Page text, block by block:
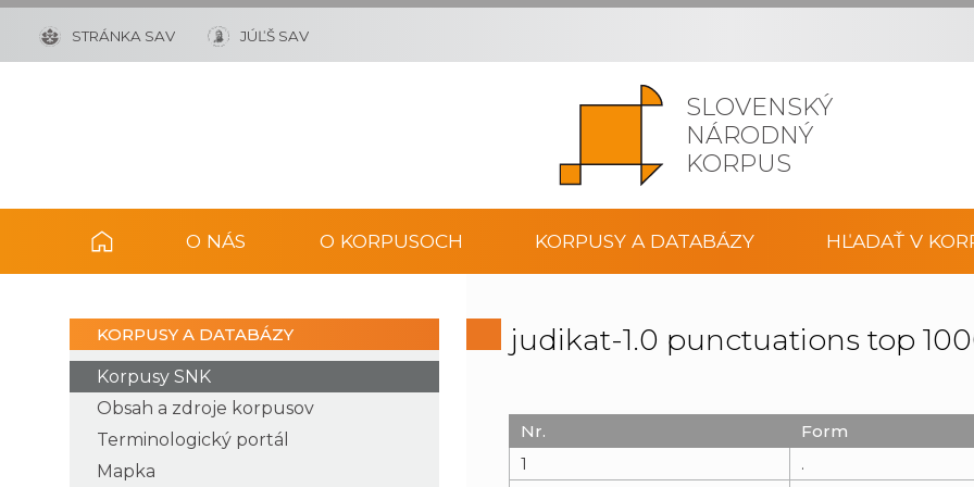
SLOVENSKÝ
NÁRODNÝ
KORPUS
STRÁNKA SAV JÚĽŠ SAV
O NÁS O KORPUSOCH KORPUSY A DATABÁZY HĽADAŤ V
KORPUSY A DATABÁZY
Korpusy SNK
Obsah a zdroje korpusov
Terminologický portál
Mapka
judikat-1.0 punctuations top
Nr. Form
1
.